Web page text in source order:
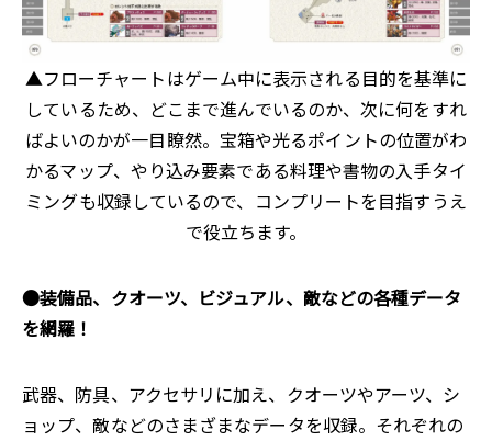
▲フローチャートはゲーム中に表示される目的を基準に
しているため、どこまで進んでいるのか、次に何をすれ
ばよいのかが一目瞭然。宝箱や光るポイントの位置がわ
かるマップ、やり込み要素である料理や書物の入手タイ
ミングも収録しているので、コンプリートを目指すうえ
で役立ちます。
●装備品、クオーツ、ビジュアル、敵などの各種データ
を網羅！
武器、防具、アクセサリに加え、クオーツやアーツ、シ
ョップ、敵などのさまざまなデータを収録。それぞれの